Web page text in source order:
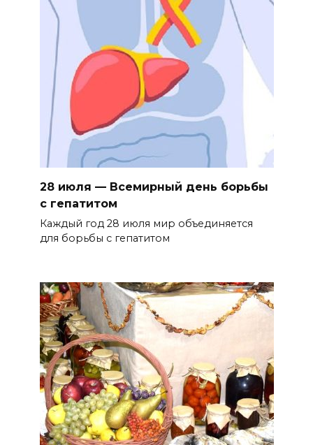
28 июля — Всемирный день борьбы
с гепатитом
Каждый год 28 июля мир объединяется
для борьбы с гепатитом